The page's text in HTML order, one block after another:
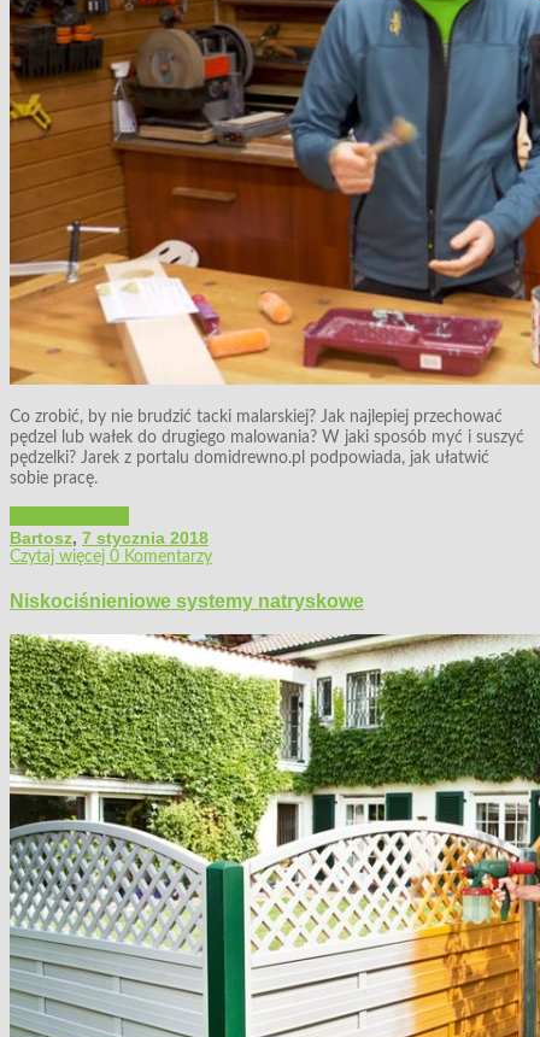
Co zrobić, by nie brudzić tacki malarskiej? Jak najlepiej przechować
pędzel lub wałek do drugiego malowania? W jaki sposób myć i suszyć
pędzelki? Jarek z portalu domidrewno.pl podpowiada, jak ułatwić
sobie pracę.
Bartosz, 7 stycznia 2018
Czytaj więcej 0 Komentarzy
Niskociśnieniowe systemy natryskowe